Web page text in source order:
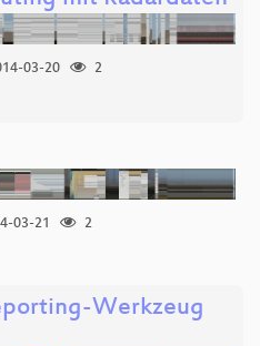
03-20
2
03-21
2
Werkzeug